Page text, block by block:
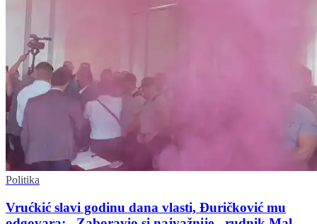
Politika
Vrućkić slavi godinu dana vlasti, Đuričković mu